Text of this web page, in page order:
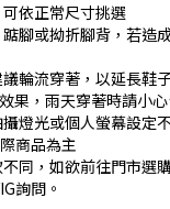
依正常尺寸挑選
腳或拗折腳背，若造
輪流穿著，以延長鞋
果，雨天穿著時請小
燈光或個人螢幕設定
商品為主
同，如欲前往門市選
詢問。